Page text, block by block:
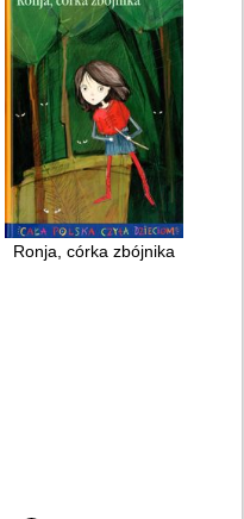
Ronja, córka zbójnika